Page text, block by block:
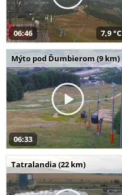
06:46 7,9 °C
Mýto pod Ďumbierom (9 km)
06:33
Tatralandia (22 km)